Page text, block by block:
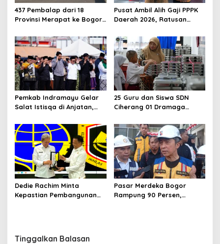
437 Pembalap dari 18
Provinsi Merapat ke Bogor,
2026
Pusat Ambil Alih Gaji PPPK
Daerah 2026, Ratusan
Pemkab Indramayu Gelar
Salat Istisqa di Anjatan,
Masyarakat Kuatkan
Ikhtiar Atasi Kekeringan
25 Guru dan Siswa SDN
Ciherang 01 Dramaga
Makanan Bergizi Gratis
Dedie Rachim Minta
Kepastian Pembangunan
Pasar Merdeka Bogor
Rampung 90 Persen,
Tinggalkan Balasan